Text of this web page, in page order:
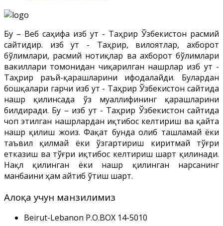
Бу – Веб саҳифа Ҳизб ут - Таҳрир Ўзбекистон расмий
сайтидир. Ҳизб ут - Таҳрир, вилоятлар, ахборот
бўлимлари, расмий нотиқлар ва ахборот бўлимлари
вакиллари томонидан чиқарилган нашрлар Ҳизб ут -
Таҳрир раъй-қарашларини ифодалайди. Булардан
бошқалари гарчи Ҳизб ут - Таҳрир Ўзбекистон сайтида
нашр қилинсада ўз муаллифининг қарашларини
билдиради. Бу – Ҳизб ут - Таҳрир Ўзбекистон сайтида
чоп этилган нашрлардан иқтибос келтириш ва қайта
нашр қилиш жоиз. Фақат бунда олиб ташламай ёки
таъвил қилмай ёки ўзгартириш киритмай тўғри
етказиш ва тўғри иқтибос келтириш шарт қилинади.
Нақл қилинган ёки нашр қилинган нарсанинг
манбаини ҳам айтиб ўтиш шарт.
Алоқа учун манзилимиз
Beirut-Lebanon P.O.BOX 14-5010